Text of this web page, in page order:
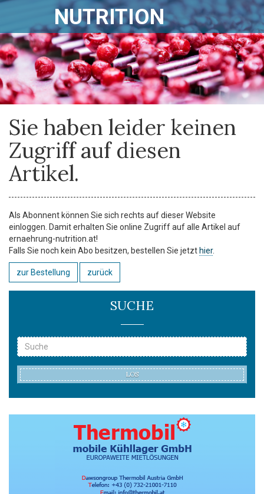
NUTRITION
Sie haben leider keinen
Zugriff auf diesen
Artikel.
Als Abonnent können Sie sich rechts auf dieser Website
einloggen. Damit erhalten Sie online Zugriff auf alle Artikel auf
ernaehrung-nutrition.at!
Falls Sie noch kein Abo besitzen, bestellen Sie jetzt hier.
zur Bestellung zurück
SUCHE
LOS